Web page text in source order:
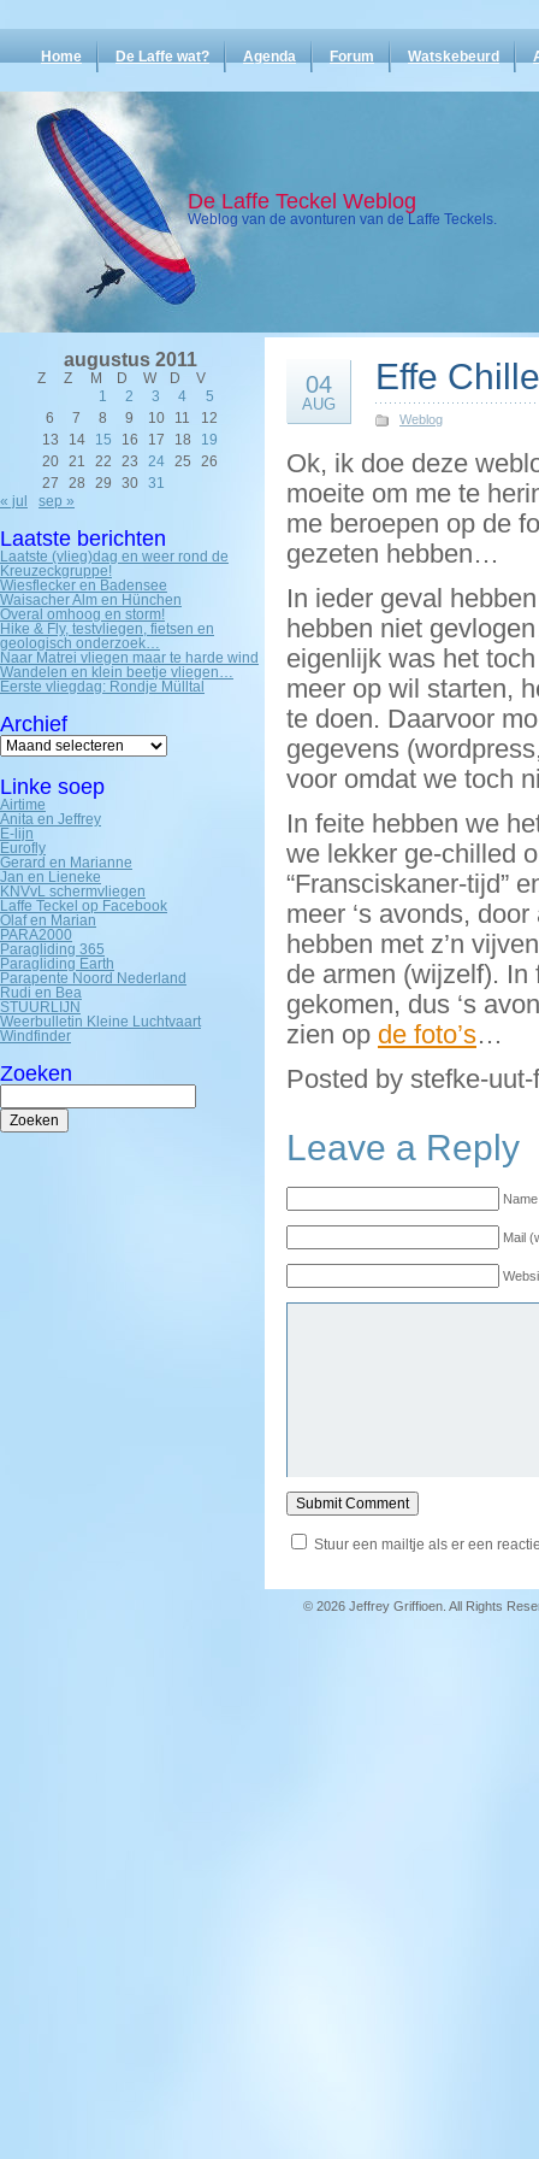
Home De Laffe wat? Agenda Forum Watskebeurd
De Laffe Teckel Weblog
Weblog van de avonturen van de Laffe Teckels.
augustus 2011
Z Z M D W D
V
1
2 3 4
5
6
7 8 9 10 11
12
13
14 15 16 17 18
19
20
21 22 23 24 25
26
27
28 29 30
31
« jul
sep »
Laatste berichten
Laatste (vlieg)dag en weer rond de
Kreuzeckgruppe!
Wiesflecker en Badensee
Waisacher Alm en Hünchen
Overal omhoog en storm!
Hike & Fly, testvliegen, fietsen en
geologisch onderzoek…
Naar Matrei vliegen maar te harde wind
Wandelen en klein beetje vliegen…
Eerste vliegdag: Rondje Mülltal
Archief
Archief
Linke soep
Airtime
Anita en Jeffrey
E-lijn
Eurofly
Gerard en Marianne
Jan en Lieneke
KNVvL schermvliegen
Laffe Teckel op Facebook
Olaf en Marian
PARA2000
Paragliding 365
Paragliding Earth
Parapente Noord Nederland
Rudi en Bea
STUURLIJN
Weerbulletin Kleine Luchtvaart
Windfinder
Zoeken
Zoeken
naar:
04
AUG
Effe
Weblog
Ok, ik doe deze
moeite om me te
me beroepen op de
gezeten hebben…
In ieder geval
hebben niet
eigenlijk was het
meer op wil starten,
te doen. Daarvoor
gegevens
voor omdat we toch
In feite hebben we
we lekker ge-chilled
“Fransciskaner-tijd”
meer ‘s avonds,
hebben met z’n
de armen (wijzelf).
gekomen, dus ‘s
zien op de foto’s…
Posted by stefke-
Leave a Reply
Mail
Stuur een mailtje als er een
© 2026 Jeffrey Griffioen. All Rights